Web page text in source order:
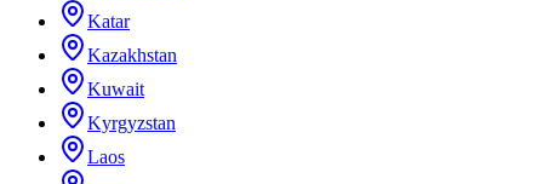
Katar
Kazakhstan
Kuwait
Kyrgyzstan
Laos